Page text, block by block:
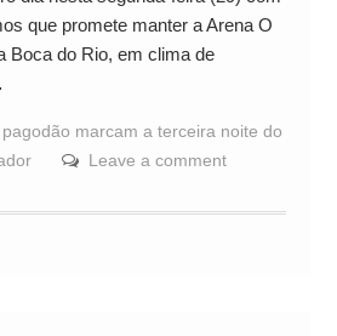
que promete manter a Arena O
Boca do Rio, em clima de
marcam a terceira noite do
Leave a comment